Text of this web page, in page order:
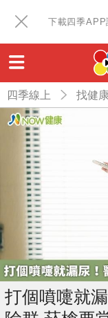
下載四季
四季線上 找健康
打個噴嚏就